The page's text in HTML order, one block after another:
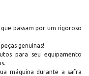
passam por um rigoroso
genuínas!
para seu equipamento
máquina durante a safra